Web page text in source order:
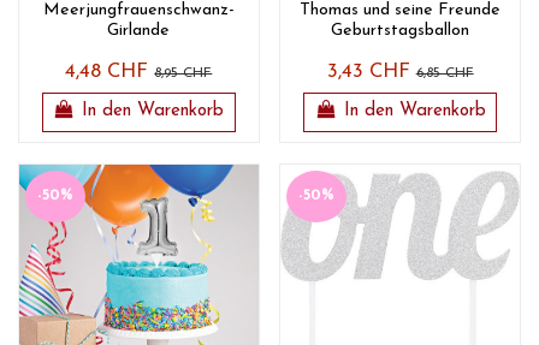
Meerjungfrauenschwanz-
Girlande
4,48 CHF8,95 CHF
In den Warenkorb
Thomas und seine Freunde
Geburtstagsballon
3,43 CHF6,85 CHF
In den Warenkorb
-50% -50%